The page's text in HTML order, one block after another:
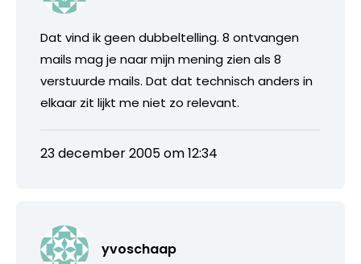
Dat vind ik geen dubbeltelling. 8 ontvangen
mails mag je naar mijn mening zien als 8
verstuurde mails. Dat dat technisch anders in
elkaar zit lijkt me niet zo relevant.
23 december 2005 om 12:34
yvoschaap